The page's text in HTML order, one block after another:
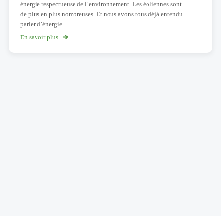
énergie respectueuse de l’environnement. Les éoliennes sont
de plus en plus nombreuses. Et nous avons tous déjà entendu
parler d’énergie...
En savoir plus
sur